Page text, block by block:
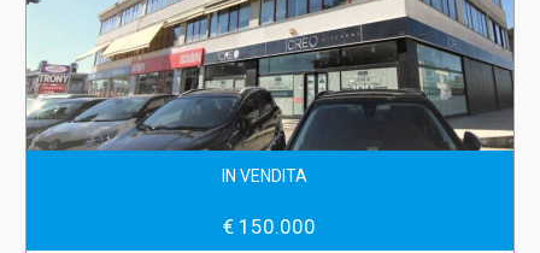
IN VENDITA
€ 150.000